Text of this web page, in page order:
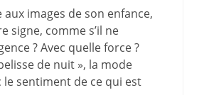
images de son enfance,
signe, comme s’il ne
? Avec quelle force ?
de nuit », la mode
sentiment de ce qui est